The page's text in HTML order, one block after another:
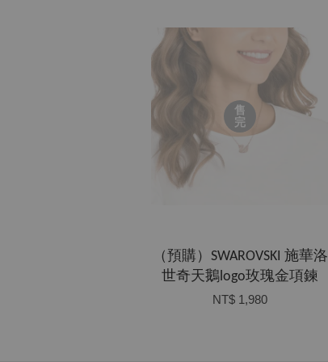
售
完
（預購）SWAROVSKI 施華洛
世奇天鵝logo玫瑰金項鍊
NT$ 1,980